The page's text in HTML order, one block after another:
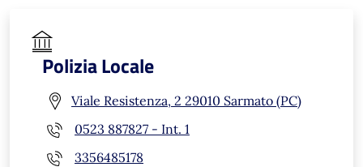
Polizia Locale
Viale Resistenza, 2 29010 Sarmato (PC)
0523 887827 - Int. 1
3356485178